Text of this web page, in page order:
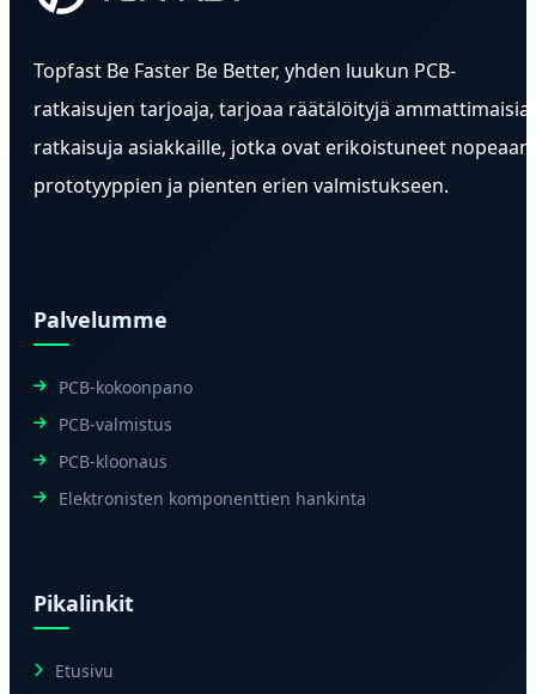
Topfast Be Faster Be Better, yhden luukun PCB-
ratkaisujen tarjoaja, tarjoaa räätälöityjä ammattimaisia
ratkaisuja asiakkaille, jotka ovat erikoistuneet nopeaan
prototyyppien ja pienten erien valmistukseen.
Palvelumme
PCB-kokoonpano
PCB-valmistus
PCB-kloonaus
Elektronisten komponenttien hankinta
Pikalinkit
Etusivu